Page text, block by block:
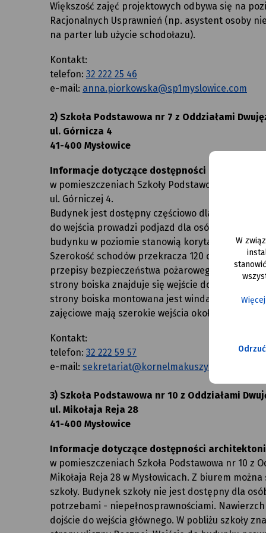
Większość zajęć projektowych odbywa się na
Racjonalnych Usprawnień (np. asystent osoby
na parter lub użycie schodołazu).
Kontakt:
telefon: 32 222 25 46
e-mail: anna.piorkowska@sp1myslowice.com
2) Szkoła Podstawowa nr 7 z Oddziałami
ul. Górnicza 4
41-400 Mysłowice
Informacje dotyczące dostępności
w pomieszczeniach Szkoły Podstawowej nr 7 z
ul. Górniczej 4.
Budynek jest dostępny częściowo dla osób z
do wejścia prowadzi podjazd dla osób
budynku w poziomie stanowią korytarze o
Szerokość schodów przekracza 120 cm. Szlaki
przepisy bezpieczeństwa pożarowego i posiada
strony boiska znajduje się wejście do szkoły i
strony boiska montowana jest winda, która
zajęciowe mają szerokie wejścia około 80 cm. i
Kontakt:
telefon: 32 222 59 57
e-mail: sekretariat@kornelmakuszynskisp7.pl
3) Szkoła Podstawowa nr 10 z Oddziałami
ul. Mikołaja Reja 28
41-400 Mysłowice
Informacje dotyczące dostępności
w pomieszczeniach Szkoła Podstawowa nr 10 z
Mikołaja Reja 28 w Mysłowicach. Z biurem
szkoły. Budynek szkoły nie jest dostępny dla
potrzebami - niepełnosprawnościami.
dojście do wejścia głównego. W pobliżu szkoły
W